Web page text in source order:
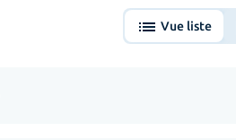
list Vue liste